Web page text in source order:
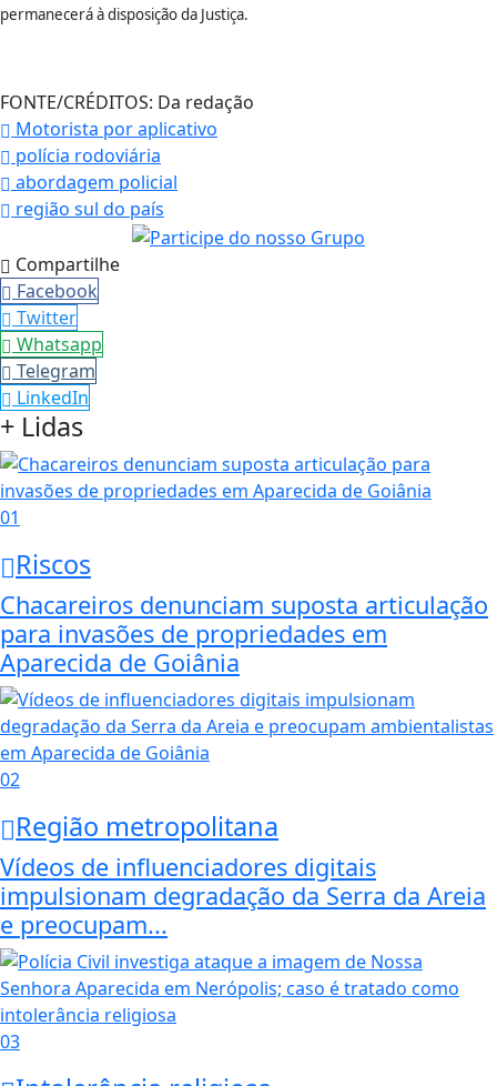
permanecerá à disposição da Justiça.
FONTE/CRÉDITOS: Da redação
Motorista por aplicativo
polícia rodoviária
abordagem policial
região sul do país
Compartilhe
Facebook
Twitter
Whatsapp
Telegram
LinkedIn
+ Lidas
01
Riscos
Chacareiros denunciam suposta articulação
para invasões de propriedades em
Aparecida de Goiânia
02
Região metropolitana
Vídeos de influenciadores digitais
impulsionam degradação da Serra da Areia
e preocupam...
03